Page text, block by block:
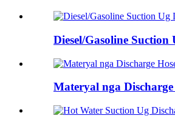
Diesel/Gasoline Suction
Materyal nga Discharge